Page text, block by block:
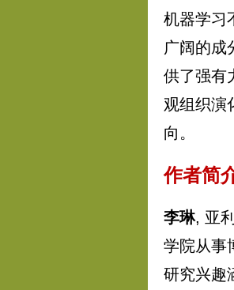
机器学习
广阔的成
供了强有
观组织演
向。
作者简
李琳, 亚
学院从事
研究兴趣